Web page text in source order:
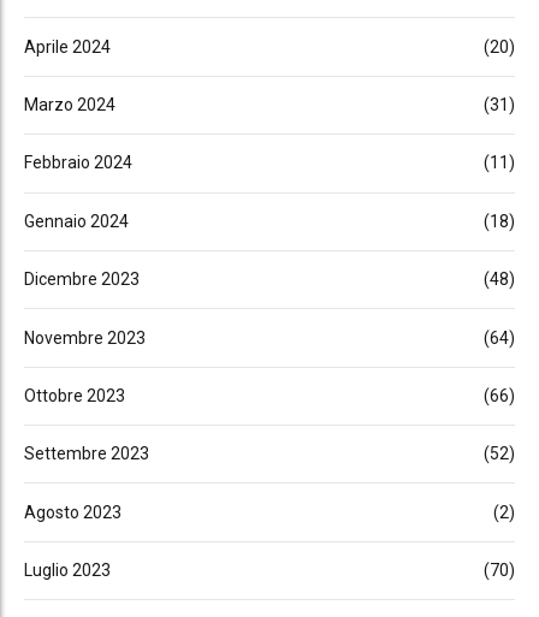
Aprile 2024 (20)
Marzo 2024 (31)
Febbraio 2024 (11)
Gennaio 2024 (18)
Dicembre 2023 (48)
Novembre 2023 (64)
Ottobre 2023 (66)
Settembre 2023 (52)
Agosto 2023 (2)
Luglio 2023 (70)